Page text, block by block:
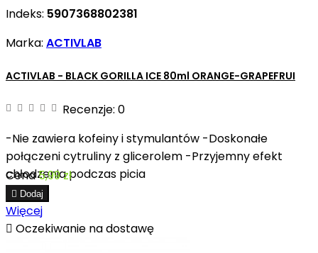
Indeks: 5907368802381
Marka: ACTIVLAB
ACTIVLAB - BLACK GORILLA ICE 80ml ORANGE-GRAPEFRUI
Recenzje: 0
-Nie zawiera kofeiny i stymulantów -Doskonałe
połączeni cytruliny z glicerolem -Przyjemny efekt
chłodzenia podczas picia
Cena5,99 zł
 Dodaj
Więcej
 Oczekiwanie na dostawę